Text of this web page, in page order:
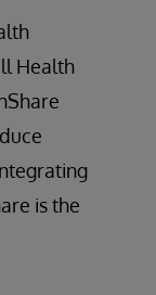
Health
is the